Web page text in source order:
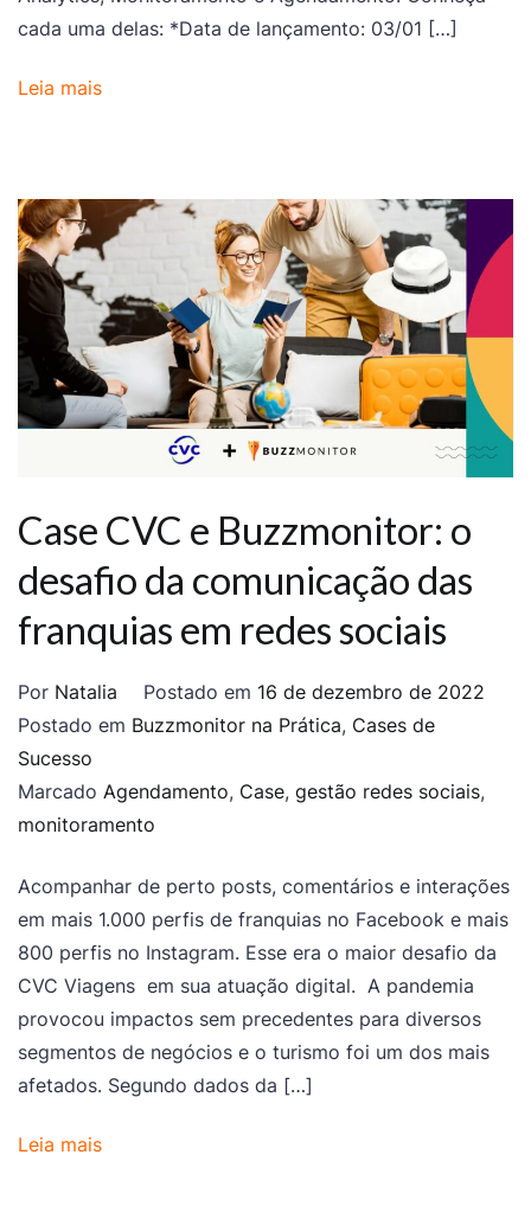
cada uma delas: *Data de lançamento: 03/01 […]
Leia mais
Case CVC e Buzzmonitor: o
desafio da comunicação das
franquias em redes sociais
Por Natalia Postado em 16 de dezembro de 2022
Postado em Buzzmonitor na Prática, Cases de
Sucesso
Marcado Agendamento, Case, gestão redes sociais,
monitoramento
Acompanhar de perto posts, comentários e interações
em mais 1.000 perfis de franquias no Facebook e mais
800 perfis no Instagram. Esse era o maior desafio da
CVC Viagens em sua atuação digital. A pandemia
provocou impactos sem precedentes para diversos
segmentos de negócios e o turismo foi um dos mais
afetados. Segundo dados da […]
Leia mais